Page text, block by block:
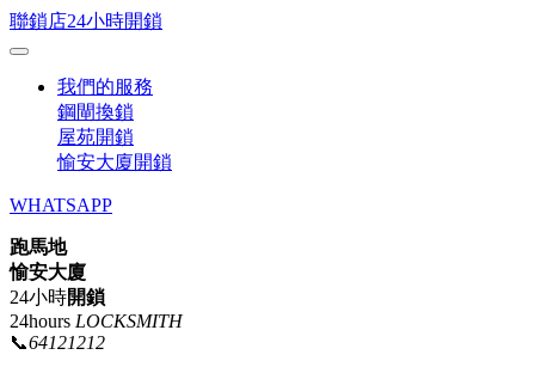
聯鎖店24小時開鎖
我們的服務
鋼閘換鎖
屋苑開鎖
愉安大廈開鎖
WHATSAPP
跑馬地
愉安大廈
24小時開鎖
24hours LOCKSMITH
📞64121212